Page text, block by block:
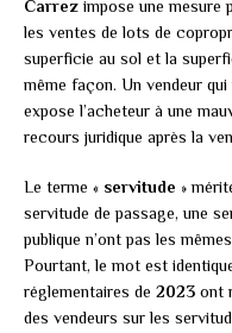
Carrez impose une mesure
les ventes de lots de
superficie au sol et la
même façon. Un vendeur
expose l’acheteur à une
recours juridique après la
Le terme « servitude »
servitude de passage, une
publique n’ont pas les
Pourtant, le mot est
réglementaires de 2023 ont
des vendeurs sur les